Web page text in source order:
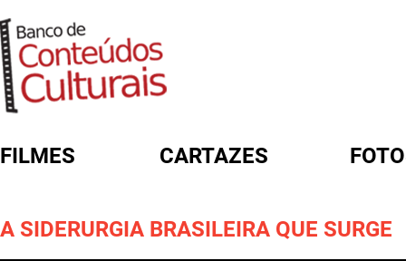
FILMES CARTAZES
A SIDERURGIA BRASILEIRA QUE SURGE